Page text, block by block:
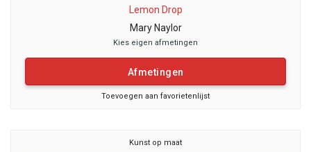
Lemon Drop
Mary Naylor
Kies eigen afmetingen
Afmetingen
Toevoegen aan favorietenlijst
Kunst op maat